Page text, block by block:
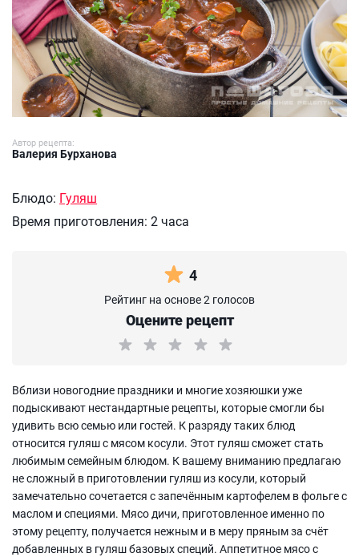
Автор рецепта:
Валерия Бурханова
Блюдо: Гуляш
Время приготовления: 2 часа
4
Рейтинг на основе 2 голосов
Оцените рецепт
Вблизи новогодние праздники и многие хозяюшки уже
подыскивают нестандартные рецепты, которые смогли бы
удивить всю семью или гостей. К разряду таких блюд
относится гуляш с мясом косули. Этот гуляш сможет стать
любимым семейным блюдом. К вашему вниманию предлагаю
не сложный в приготовлении гуляш из косули, который
замечательно сочетается с запечённым картофелем в фольге с
маслом и специями. Мясо дичи, приготовленное именно по
этому рецепту, получается нежным и в меру пряным за счёт
добавленных в гуляш базовых специй. Аппетитное мясо с